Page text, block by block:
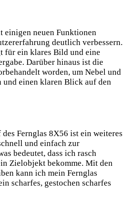
einigen neuen Funktionen
deutlich verbessern.
für ein klares Bild und eine
Darüber hinaus ist die
worden, um Nebel und
und einen klaren Blick auf den
Fernglas 8X56 ist ein weiteres
und einfach zur
bedeutet, dass ich rasch
Zielobjekt bekomme. Mit den
kann ich mein Fernglas
scharfes, gestochen scharfes